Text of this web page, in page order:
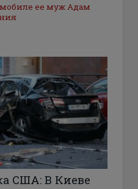
ее муж Адам
США: В Киеве